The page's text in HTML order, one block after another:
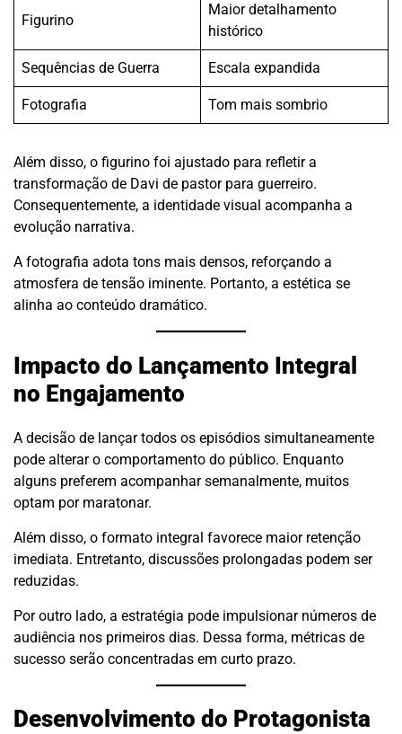
Figurino
Maior detalhamento
histórico
Sequências de Guerra Escala expandida
Fotografia Tom mais sombrio
Além disso, o figurino foi ajustado para refletir a
transformação de Davi de pastor para guerreiro.
Consequentemente, a identidade visual acompanha a
evolução narrativa.
A fotografia adota tons mais densos, reforçando a
atmosfera de tensão iminente. Portanto, a estética se
alinha ao conteúdo dramático.
Impacto do Lançamento Integral
no Engajamento
A decisão de lançar todos os episódios simultaneamente
pode alterar o comportamento do público. Enquanto
alguns preferem acompanhar semanalmente, muitos
optam por maratonar.
Além disso, o formato integral favorece maior retenção
imediata. Entretanto, discussões prolongadas podem ser
reduzidas.
Por outro lado, a estratégia pode impulsionar números de
audiência nos primeiros dias. Dessa forma, métricas de
sucesso serão concentradas em curto prazo.
Desenvolvimento do Protagonista